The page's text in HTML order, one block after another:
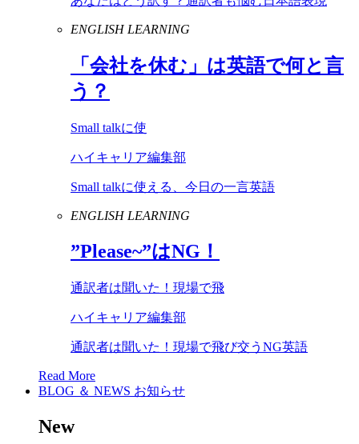
ENGLISH LEARNING
「会社を休む」は英語で何と言
う？
Small talkに使
ハイキャリア編集部
Small talkに使える、今日の一言英語
ENGLISH LEARNING
”Please~”はNG ！
通訳者は聞いた！現場で飛
ハイキャリア編集部
通訳者は聞いた！現場で飛び交うNG英語
Read More
BLOG ＆ NEWS お知らせ
New